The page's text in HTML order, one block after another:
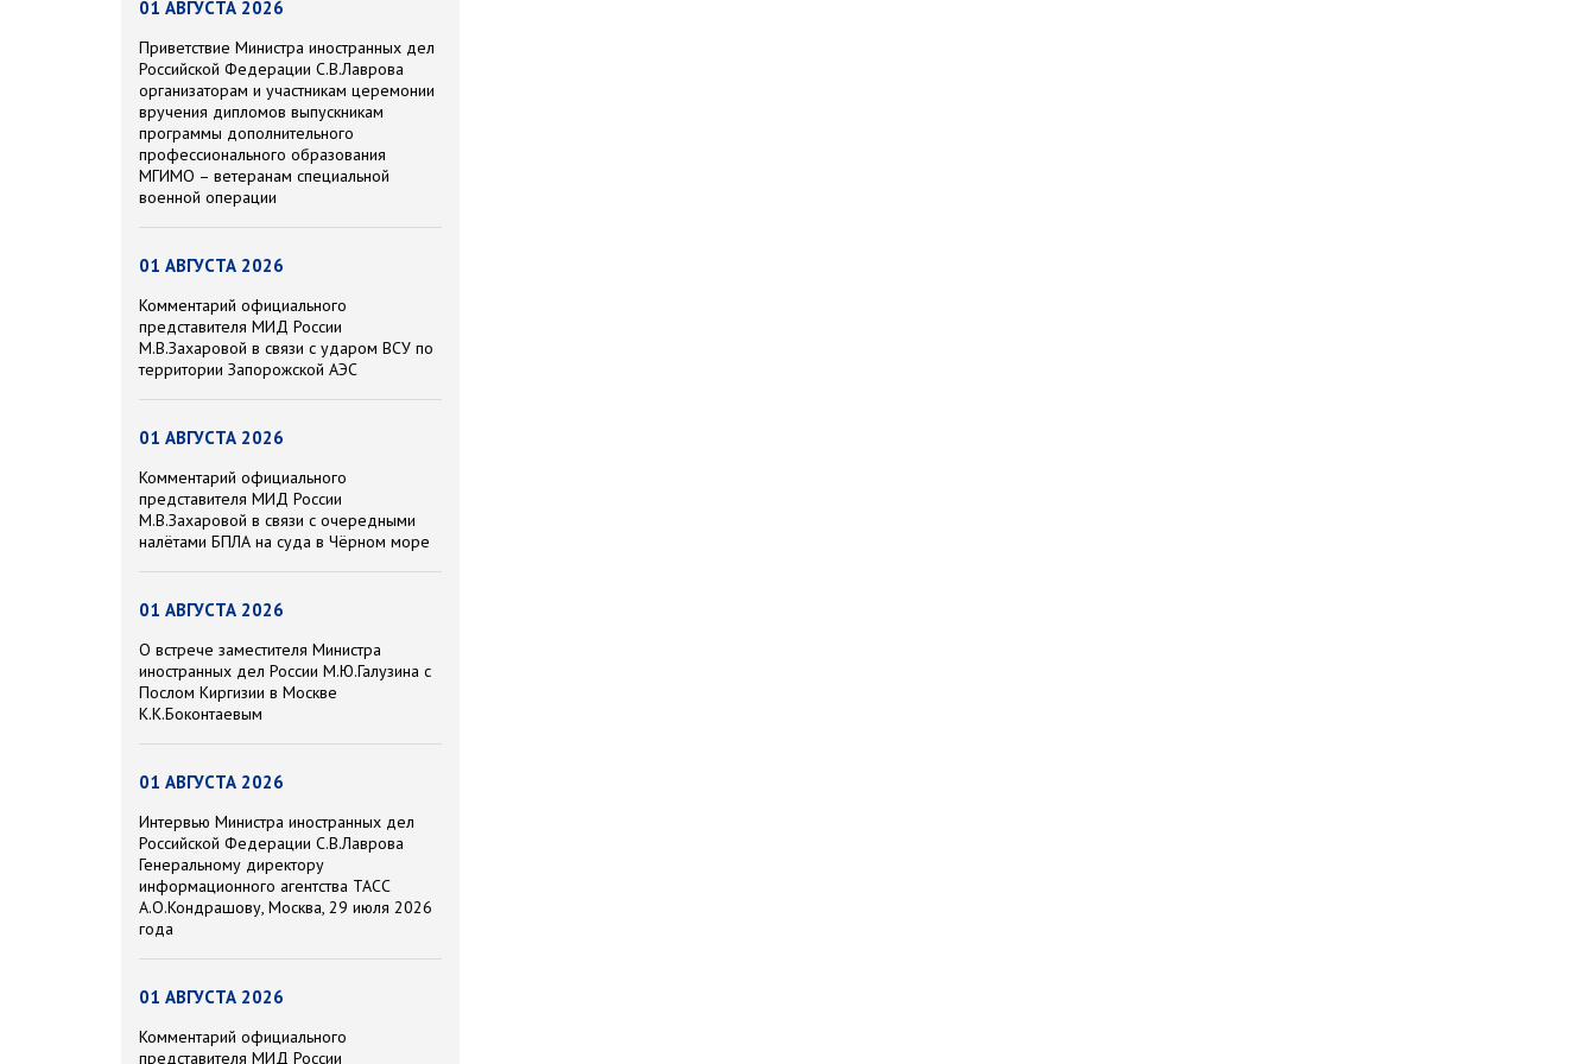
01 АВГУСТА 2026
Приветствие Министра иностранных дел
Российской Федерации С.В.Лаврова
организаторам и участникам церемонии
вручения дипломов выпускникам
программы дополнительного
профессионального образования
МГИМО – ветеранам специальной
военной операции
01 АВГУСТА 2026
Комментарий официального
представителя МИД России
М.В.Захаровой в связи с ударом ВСУ по
территории Запорожской АЭС
01 АВГУСТА 2026
Комментарий официального
представителя МИД России
М.В.Захаровой в связи с очередными
налётами БПЛА на суда в Чёрном море
01 АВГУСТА 2026
О встрече заместителя Министра
иностранных дел России М.Ю.Галузина с
Послом Киргизии в Москве
К.К.Боконтаевым
01 АВГУСТА 2026
Интервью Министра иностранных дел
Российской Федерации С.В.Лаврова
Генеральному директору
информационного агентства ТАСС
А.О.Кондрашову, Москва, 29 июля 2026
года
01 АВГУСТА 2026
Комментарий официального
представителя МИД России